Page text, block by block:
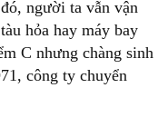
người ta vẫn vận
hỏa hay máy bay
C nhưng chàng sinh
công ty chuyển